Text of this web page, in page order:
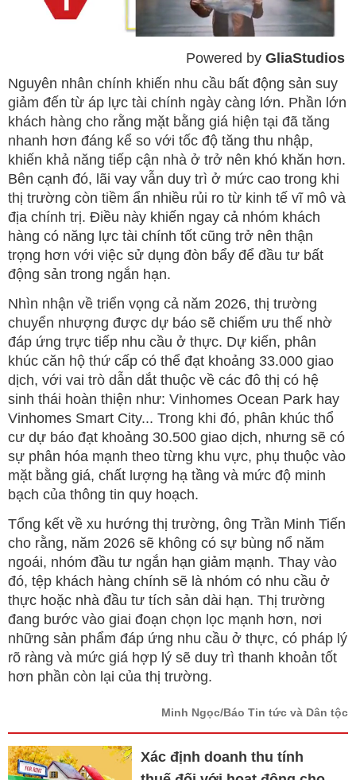
Powered by GliaStudios
Nguyên nhân chính khiến nhu cầu bất động sản suy
giảm đến từ áp lực tài chính ngày càng lớn. Phần lớn
khách hàng cho rằng mặt bằng giá hiện tại đã tăng
nhanh hơn đáng kể so với tốc độ tăng thu nhập,
khiến khả năng tiếp cận nhà ở trở nên khó khăn hơn.
Bên cạnh đó, lãi vay vẫn duy trì ở mức cao trong khi
thị trường còn tiềm ẩn nhiều rủi ro từ kinh tế vĩ mô và
địa chính trị. Điều này khiến ngay cả nhóm khách
hàng có năng lực tài chính tốt cũng trở nên thận
trọng hơn với việc sử dụng đòn bẩy để đầu tư bất
động sản trong ngắn hạn.
Nhìn nhận về triển vọng cả năm 2026, thị trường
chuyển nhượng được dự báo sẽ chiếm ưu thế nhờ
đáp ứng trực tiếp nhu cầu ở thực. Dự kiến, phân
khúc căn hộ thứ cấp có thể đạt khoảng 33.000 giao
dịch, với vai trò dẫn dắt thuộc về các đô thị có hệ
sinh thái hoàn thiện như: Vinhomes Ocean Park hay
Vinhomes Smart City... Trong khi đó, phân khúc thổ
cư dự báo đạt khoảng 30.500 giao dịch, nhưng sẽ có
sự phân hóa mạnh theo từng khu vực, phụ thuộc vào
mặt bằng giá, chất lượng hạ tầng và mức độ minh
bạch của thông tin quy hoạch.
Tổng kết về xu hướng thị trường, ông Trần Minh Tiến
cho rằng, năm 2026 sẽ không có sự bùng nổ năm
ngoái, nhóm đầu tư ngắn hạn giảm mạnh. Thay vào
đó, tệp khách hàng chính sẽ là nhóm có nhu cầu ở
thực hoặc nhà đầu tư tích sản dài hạn. Thị trường
đang bước vào giai đoạn chọn lọc mạnh hơn, nơi
những sản phẩm đáp ứng nhu cầu ở thực, có pháp lý
rõ ràng và mức giá hợp lý sẽ duy trì thanh khoản tốt
hơn phần còn lại của thị trường.
Minh Ngọc/Báo Tin tức và Dân tộc
Xác định doanh thu tính